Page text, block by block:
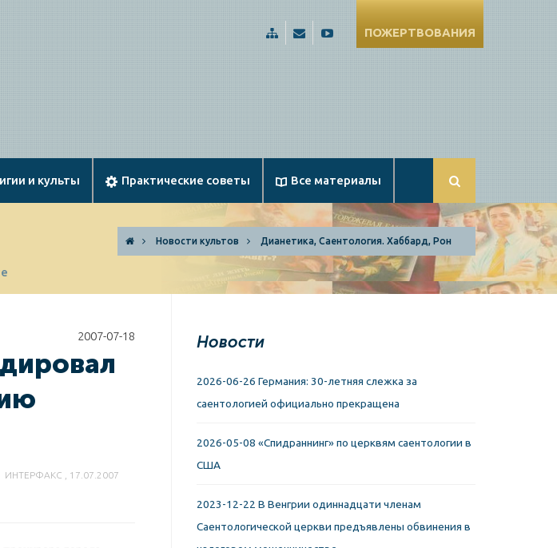
ПОЖЕРТВОВАНИЯ
и культы Практические советы Все материалы
Новости культов Дианетика, Саентология. Хаббард, Рон
2007-07-18
ИНТЕРФАКС , 17.07.2007
Новости
2026-06-26 Германия: 30-летняя слежка за
саентологией официально прекращена
2026-05-08 «Спидраннинг» по церквям саентологии в
США
2023-12-22 В Венгрии одиннадцати членам
Саентологической церкви предъявлены обвинения в